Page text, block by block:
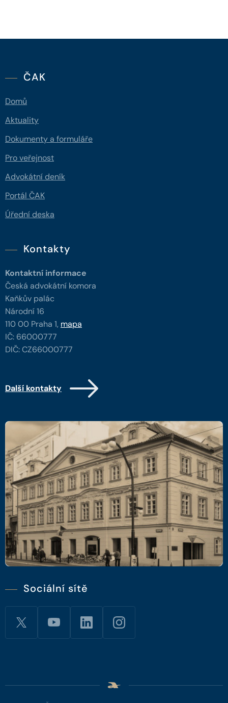
ČAK
Domů
Aktuality
Dokumenty a formuláře
Pro veřejnost
Advokátní deník
Portál ČAK
Úřední deska
Kontakty
Kontaktní informace
Česká advokátní komora
Kaňkův palác
Národní 16
110 00 Praha 1, mapa
IČ: 66000777
DIČ: CZ66000777
Další kontakty
Sociální sítě